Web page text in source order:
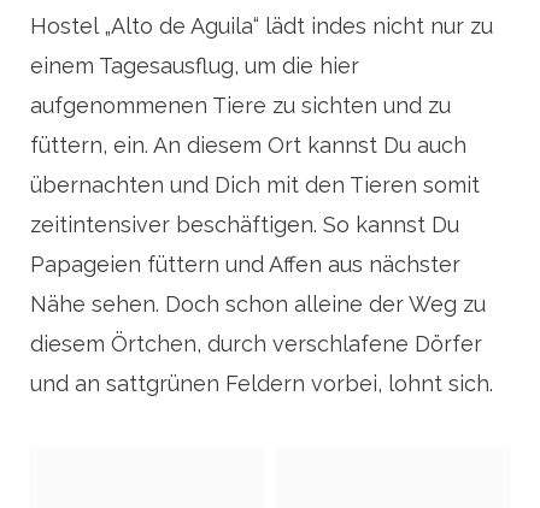
Hostel „Alto de Aguila“ lädt indes nicht nur zu
einem Tagesausflug, um die hier
aufgenommenen Tiere zu sichten und zu
füttern, ein. An diesem Ort kannst Du auch
übernachten und Dich mit den Tieren somit
zeitintensiver beschäftigen. So kannst Du
Papageien füttern und Affen aus nächster
Nähe sehen. Doch schon alleine der Weg zu
diesem Örtchen, durch verschlafene Dörfer
und an sattgrünen Feldern vorbei, lohnt sich.